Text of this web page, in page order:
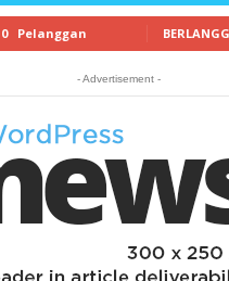
0 Pelanggan
- Advertisement -